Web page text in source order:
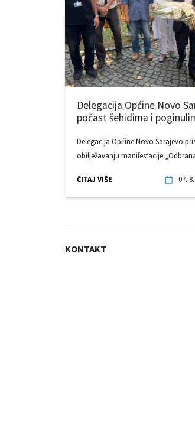
Delegacija Općine Novo
počast šehidima i
Delegacija Općine Novo Sarajevo
obilježavanju manifestacije
ČITAJ VIŠE 07.
KONTAKT